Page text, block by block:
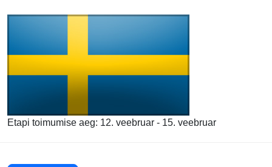
Etapi toimumise aeg: 12. veebruar - 15. veebruar